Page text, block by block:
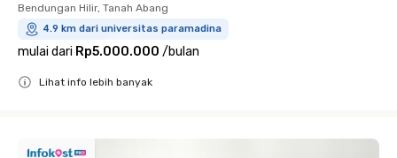
Bendungan Hilir, Tanah Abang
4.9 km dari universitas paramadina
mulai dari Rp5.000.000 /bulan
Lihat info lebih banyak